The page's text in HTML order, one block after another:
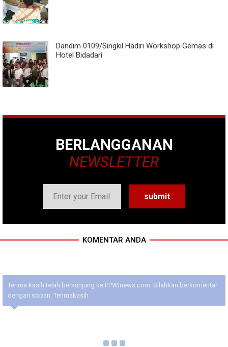
Dandim 0109/Singkil Hadiri Workshop Gemas di
Hotel Bidadari
BERLANGGANAN
NEWSLETTER
KOMENTAR ANDA
Terima kasih telah berkunjung ke PPWInews.com. Silahkan berkomentar
dengan sopan. Terimakasih.